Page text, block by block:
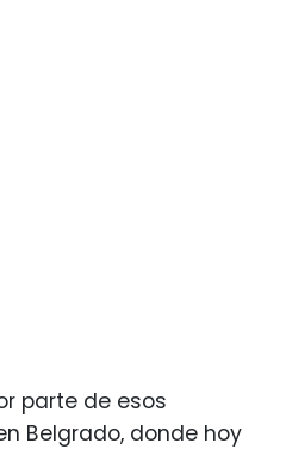
parte de esos
Belgrado, donde hoy